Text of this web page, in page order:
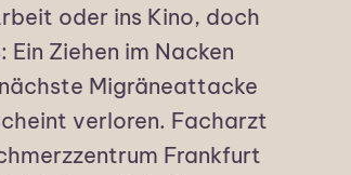
oder ins Kino, doch
Ziehen im Nacken
Migräneattacke
verloren. Facharzt
Frankfurt